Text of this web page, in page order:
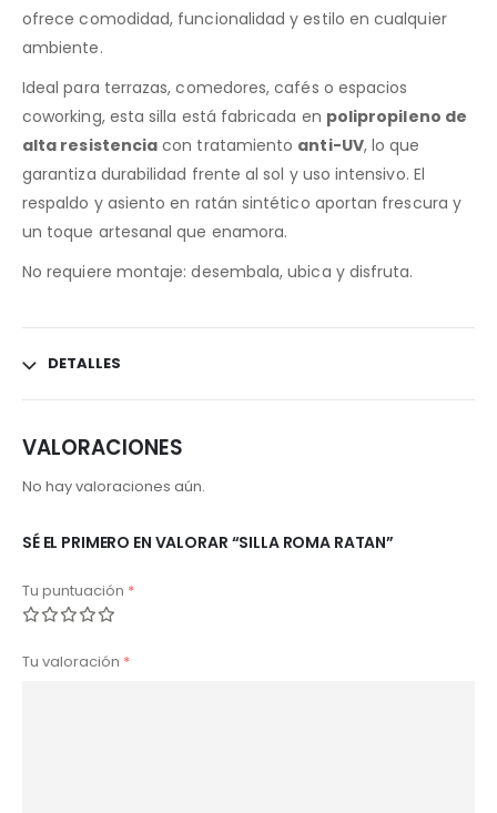
ofrece comodidad, funcionalidad y estilo en cualquier
ambiente.
Ideal para terrazas, comedores, cafés o espacios
coworking, esta silla está fabricada en polipropileno de
alta resistencia con tratamiento anti-UV, lo que
garantiza durabilidad frente al sol y uso intensivo. El
respaldo y asiento en ratán sintético aportan frescura y
un toque artesanal que enamora.
No requiere montaje: desembala, ubica y disfruta.
DETALLES
VALORACIONES
No hay valoraciones aún.
SÉ EL PRIMERO EN VALORAR “SILLA ROMA RATAN”
Tu puntuación *
Tu valoración *